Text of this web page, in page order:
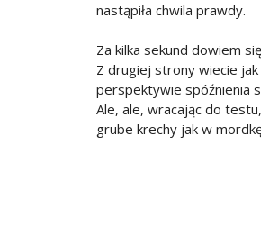
nastąpiła chwila prawdy.
Za kilka sekund dowiem
Z drugiej strony wiecie
perspektywie spóźnienia
Ale, ale, wracając do
grube krechy jak w